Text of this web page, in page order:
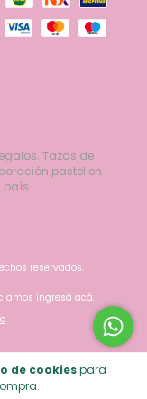
de cookiespara
Tazas de
pastel en
país.
reservados.
ingresá acá.